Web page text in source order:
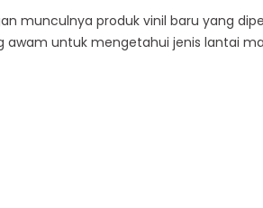
munculnya produk vinil baru yang
awam untuk mengetahui jenis lantai